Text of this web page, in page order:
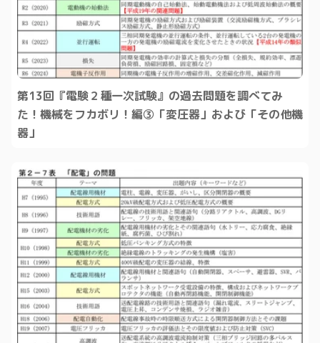
第13回『電験２種一次試験』の過去問題を調べてみ
た！機械をフカボリ！編③「変圧器」および「その他機
器」